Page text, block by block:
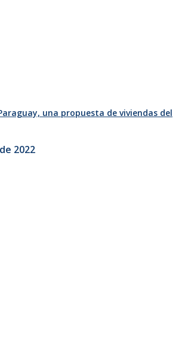
una propuesta de viviendas del
2022